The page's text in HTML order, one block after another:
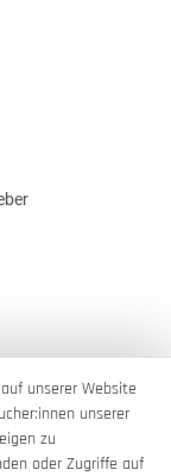
unserer Website
unserer
zu
oder Zugriffe auf